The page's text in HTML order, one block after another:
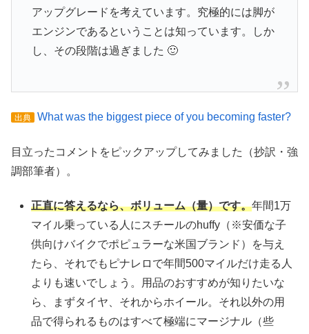
アップグレードを考えています。究極的には脚が
エンジンであるということは知っています。しか
し、その段階は過ぎました 🙂
出典 What was the biggest piece of you becoming faster?
目立ったコメントをピックアップしてみました（抄訳・強
調部筆者）。
正直に答えるなら、ボリューム（量）です。年間1万
マイル乗っている人にスチールのhuffy（※安価な子
供向けバイクでポピュラーな米国ブランド）を与え
たら、それでもピナレロで年間500マイルだけ走る人
よりも速いでしょう。用品のおすすめが知りたいな
ら、まずタイヤ、それからホイール。それ以外の用
品で得られるものはすべて極端にマージナル（些